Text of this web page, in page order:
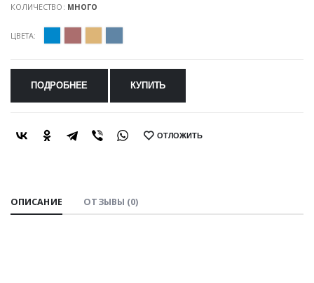
КОЛИЧЕСТВО: МНОГО
ЦВЕТА:
ПОДРОБНЕЕ КУПИТЬ
SHARE: ОТЛОЖИТЬ
ОПИСАНИЕ ОТЗЫВЫ (0)